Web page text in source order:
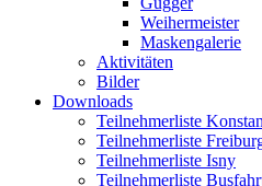
Weihermeister
Maskengalerie
Aktivitäten
Bilder
Downloads
Teilnehmerliste
Teilnehmerliste
Teilnehmerliste Isny
Teilnehmerliste